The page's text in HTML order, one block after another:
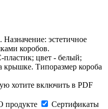
эстетичное
коробов.
цвет - белый;
крышке. Типоразмер короба
хотите включить в PDF
продукте
Сертификаты